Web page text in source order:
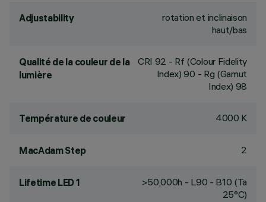
Adjustability
rotation et inclinaison
haut/bas
Qualité de la couleur de la
lumière
CRI 92 - Rf (Colour Fidelity
Index) 90 - Rg (Gamut
Index) 98
Température de couleur 4000 K
MacAdam Step 2
Lifetime LED 1
>50,000h - L90 - B10 (Ta
25°C)